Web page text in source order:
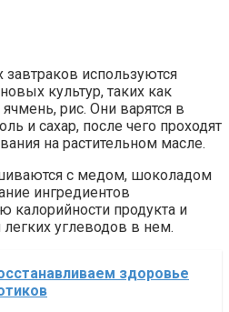
завтраков используются
культур, таких как
рис. Они варятся в
и сахар, после чего проходят
на растительном масле.
с медом, шоколадом
ингредиентов
калорийности продукта и
углеводов в нем.
здоровье